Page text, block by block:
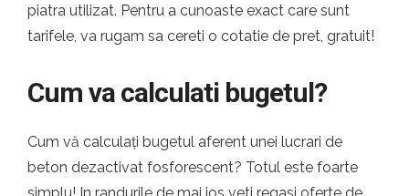
piatra utilizat. Pentru a cunoaste exact care sunt
tarifele, va rugam sa cereti o cotatie de pret, gratuit!
Cum va calculati bugetul?
Cum vă calculați bugetul aferent unei lucrari de
beton dezactivat fosforescent? Totul este foarte